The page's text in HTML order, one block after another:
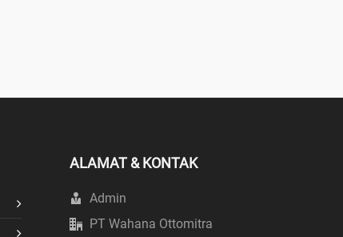
ALAMAT & KONTAK
Admin
PT Wahana Ottomitra